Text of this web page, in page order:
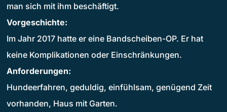
man sich mit ihm beschäftigt.
Vorgeschichte:
Im Jahr 2017 hatte er eine Bandscheiben-OP. Er hat
keine Komplikationen oder Einschränkungen.
Anforderungen:
Hundeerfahren, geduldig, einfühlsam, genügend Zeit
vorhanden, Haus mit Garten.